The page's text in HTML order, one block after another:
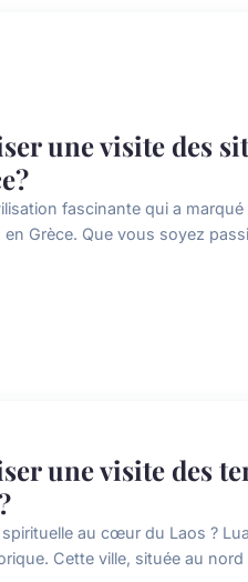
une visite des
fascinante qui a
Grèce. Que vous soyez
une visite des
au cœur du Laos ?
Cette ville, située au